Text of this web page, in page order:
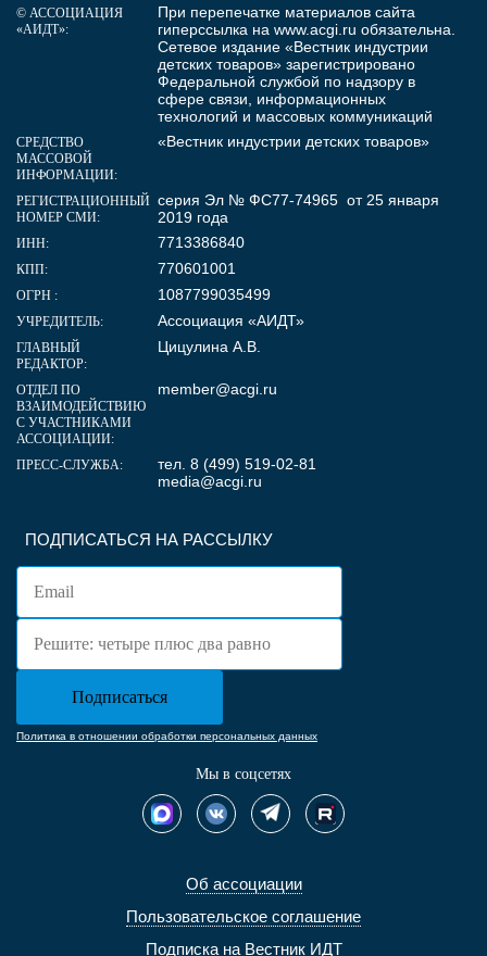
Об ассоциации
Пользовательское соглашение
Подписка на Вестник ИДТ
ПОДПИСАТЬСЯ НА РАССЫЛКУ
Политика в отношении обработки персональных данных
Мы в соцсетях
© АССОЦИАЦИЯ
«АИДТ»:
При перепечатке материалов сайта
гиперссылка на www.acgi.ru обязательна.
Сетевое издание «Вестник индустрии
детских товаров» зарегистрировано
Федеральной службой по надзору в
сфере связи, информационных
технологий и массовых коммуникаций
СРЕДСТВО
МАССОВОЙ
ИНФОРМАЦИИ:
«Вестник индустрии детских товаров»
РЕГИСТРАЦИОННЫЙ
НОМЕР СМИ:
серия Эл № ФС77-74965 от 25 января
2019 года
ИНН: 7713386840
КПП: 770601001
ОГРН : 1087799035499
УЧРЕДИТЕЛЬ: Ассоциация «АИДТ»
ГЛАВНЫЙ
РЕДАКТОР:
Цицулина А.В.
ОТДЕЛ ПО
ВЗАИМОДЕЙСТВИЮ
С УЧАСТНИКАМИ
АССОЦИАЦИИ:
member@acgi.ru
ПРЕСС-СЛУЖБА:
тел. 8 (499) 519-02-81
media@acgi.ru